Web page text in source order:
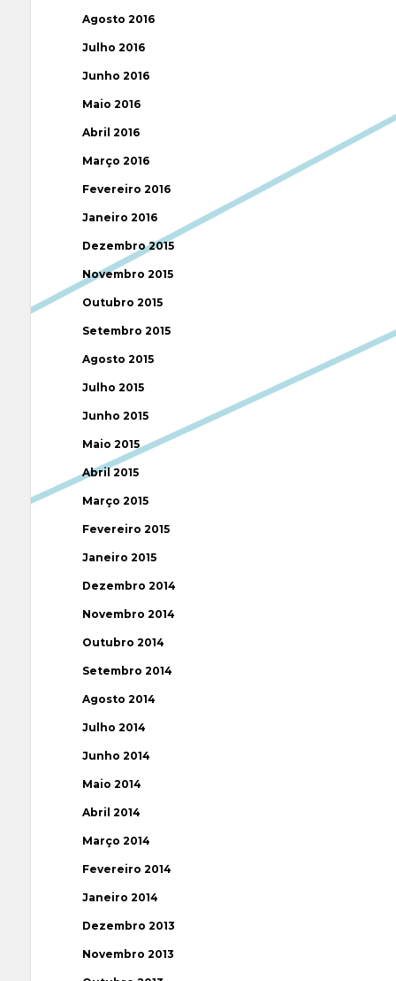
Agosto 2016
Julho 2016
Junho 2016
Maio 2016
Abril 2016
Março 2016
Fevereiro 2016
Janeiro 2016
Dezembro 2015
Novembro 2015
Outubro 2015
Setembro 2015
Agosto 2015
Julho 2015
Junho 2015
Maio 2015
Abril 2015
Março 2015
Fevereiro 2015
Janeiro 2015
Dezembro 2014
Novembro 2014
Outubro 2014
Setembro 2014
Agosto 2014
Julho 2014
Junho 2014
Maio 2014
Abril 2014
Março 2014
Fevereiro 2014
Janeiro 2014
Dezembro 2013
Novembro 2013